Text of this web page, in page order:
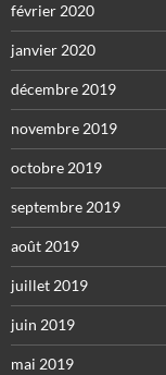
février 2020
janvier 2020
décembre 2019
novembre 2019
octobre 2019
septembre 2019
août 2019
juillet 2019
juin 2019
mai 2019